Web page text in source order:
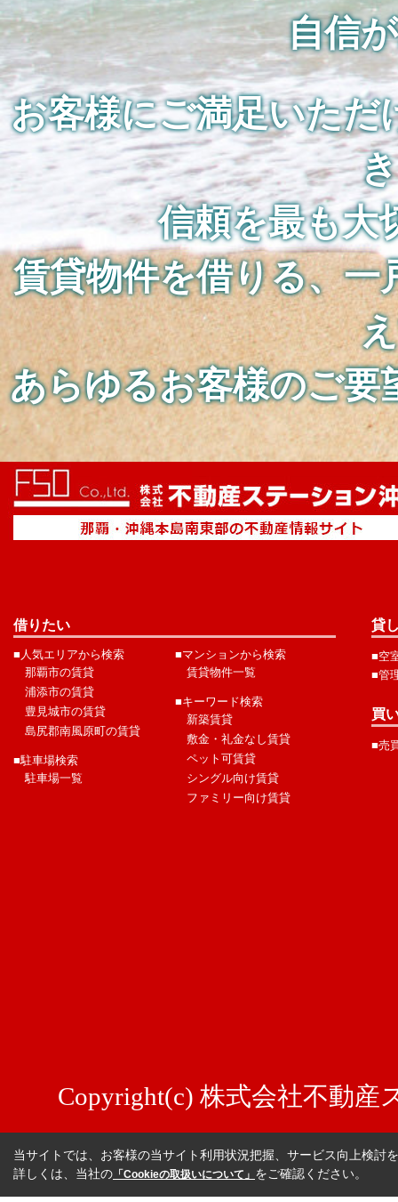
自信
お客様にご満足いただ
信頼を最も大
賃貸物件を借りる、一
あらゆるお客様のご要
借りたい
■人気エリアから検索
那覇市の賃貸
浦添市の賃貸
豊見城市の賃貸
島尻郡南風原町の賃貸
■駐車場検索
駐車場一覧
■マンションから検索
賃貸物件一覧
■キーワード検索
新築賃貸
敷金・礼金なし賃貸
ペット可賃貸
シングル向け賃貸
ファミリー向け賃貸
貸
■空
■管
買
■売
Copyright(c) 株式会社不動産
当サイトでは、お客様の当サイト利用状況把握、サービス向上検討
詳しくは、当社の 「Cookieの取扱いについて」 をご確認ください。